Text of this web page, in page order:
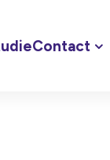
Contact